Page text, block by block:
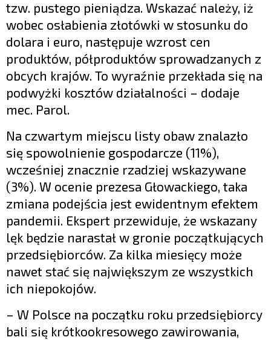
tzw. pustego pieniądza. Wskazać należy, iż
wobec osłabienia złotówki w stosunku do
dolara i euro, następuje wzrost cen
produktów, półproduktów sprowadzanych z
obcych krajów. To wyraźnie przekłada się na
podwyżki kosztów działalności – dodaje
mec. Parol.
Na czwartym miejscu listy obaw znalazło
się spowolnienie gospodarcze (11%),
wcześniej znacznie rzadziej wskazywane
(3%). W ocenie prezesa Głowackiego, taka
zmiana podejścia jest ewidentnym efektem
pandemii. Ekspert przewiduje, że wskazany
lęk będzie narastał w gronie początkujących
przedsiębiorców. Za kilka miesięcy może
nawet stać się największym ze wszystkich
ich niepokojów.
– W Polsce na początku roku przedsiębiorcy
bali się krótkookresowego zawirowania,